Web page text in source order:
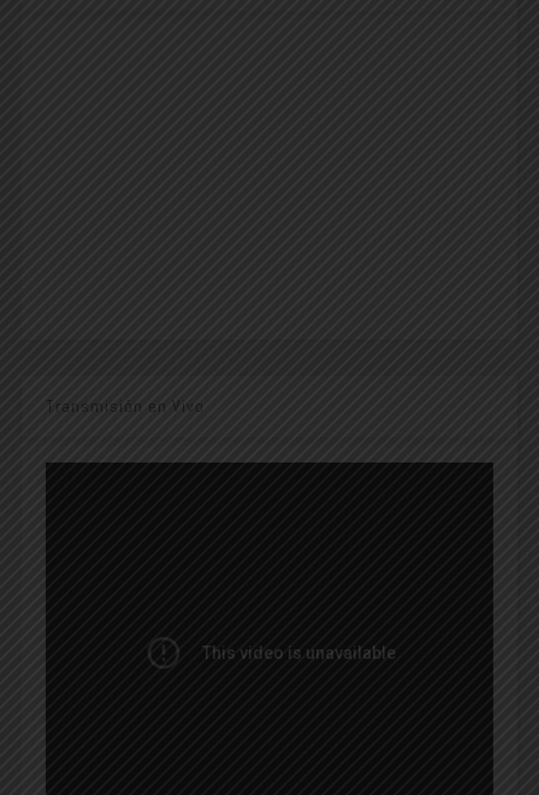
Transmisión en Vivo